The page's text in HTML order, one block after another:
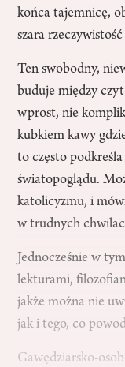
końca tajemnicę,
szara
Ten swobodny,
buduje między
wprost, nie
kubkiem kawy
to często
światopoglądu.
katolicyzmu, i
w trudnych
Jednocześnie w
lekturami,
jakże można nie
jak i tego, co
Gawędziarsko-